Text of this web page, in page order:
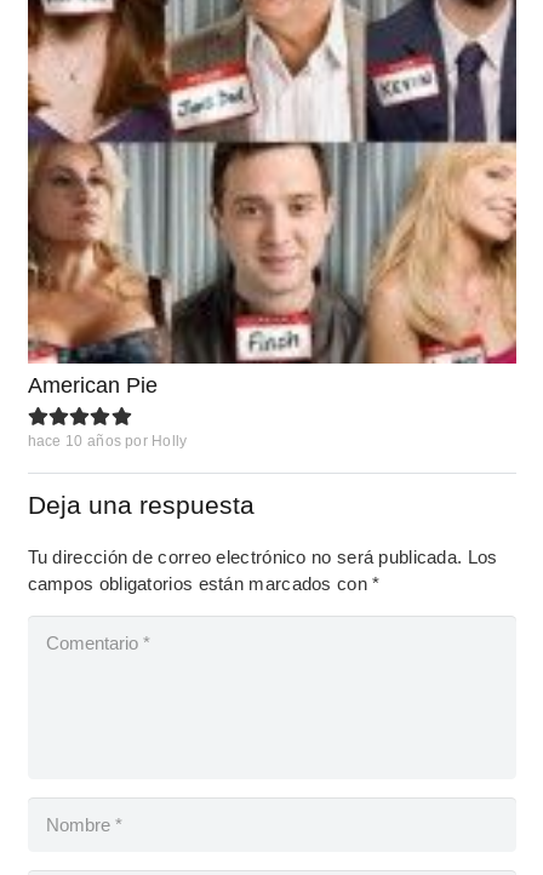
American Pie
hace 10 años por Holly
Deja una respuesta
Tu dirección de correo electrónico no será publicada. Los
campos obligatorios están marcados con*